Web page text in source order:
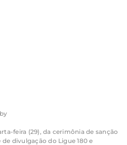
by
feira (29), da cerimônia de sanção
de divulgação do Ligue 180 e